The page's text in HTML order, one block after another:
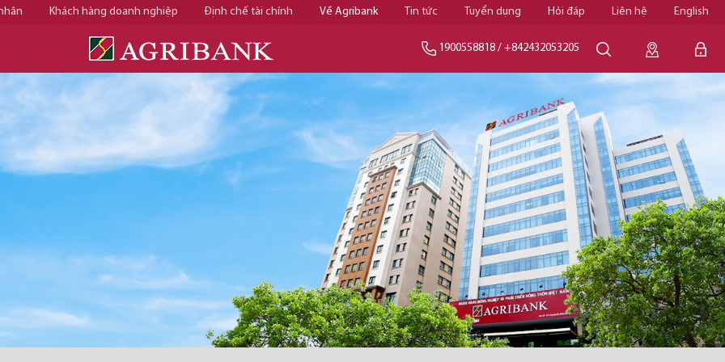
Khách hàng doanh nghiệp Định chế tài chính Về Agribank Tin tức Tuyển dụng Hỏi đáp Liên hệ English
1900558818 / +842432053205